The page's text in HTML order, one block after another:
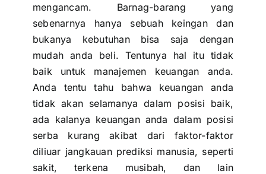
mengancam. Barnag-barang yang
sebenarnya hanya sebuah keingan dan
bukanya kebutuhan bisa saja dengan
mudah anda beli. Tentunya hal itu tidak
baik untuk manajemen keuangan anda.
Anda tentu tahu bahwa keuangan anda
tidak akan selamanya dalam posisi baik,
ada kalanya keuangan anda dalam posisi
serba kurang akibat dari faktor-faktor
diliuar jangkauan prediksi manusia, seperti
sakit, terkena musibah, dan lain